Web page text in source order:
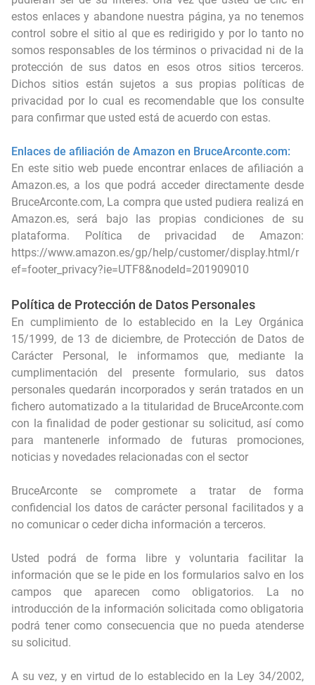
estos enlaces y abandone nuestra página, ya no tenemos
control sobre el sitio al que es redirigido y por lo tanto no
somos responsables de los términos o privacidad ni de la
protección de sus datos en esos otros sitios terceros.
Dichos sitios están sujetos a sus propias políticas de
privacidad por lo cual es recomendable que los consulte
para confirmar que usted está de acuerdo con estas.
Enlaces de afiliación de Amazon en BruceArconte.com:
En este sitio web puede encontrar enlaces de afiliación a
Amazon.es, a los que podrá acceder directamente desde
BruceArconte.com, La compra que usted pudiera realizá en
Amazon.es, será bajo las propias condiciones de su
plataforma. Política de privacidad de Amazon:
https://www.amazon.es/gp/help/customer/display.html/r
ef=footer_privacy?ie=UTF8&nodeId=201909010
Política de Protección de Datos Personales
En cumplimiento de lo establecido en la Ley Orgánica
15/1999, de 13 de diciembre, de Protección de Datos de
Carácter Personal, le informamos que, mediante la
cumplimentación del presente formulario, sus datos
personales quedarán incorporados y serán tratados en un
fichero automatizado a la titularidad de BruceArconte.com
con la finalidad de poder gestionar su solicitud, así como
para mantenerle informado de futuras promociones,
noticias y novedades relacionadas con el sector
BruceArconte se compromete a tratar de forma
confidencial los datos de carácter personal facilitados y a
no comunicar o ceder dicha información a terceros.
Usted podrá de forma libre y voluntaria facilitar la
información que se le pide en los formularios salvo en los
campos que aparecen como obligatorios. La no
introducción de la información solicitada como obligatoria
podrá tener como consecuencia que no pueda atenderse
su solicitud.
A su vez, y en virtud de lo establecido en la Ley 34/2002,